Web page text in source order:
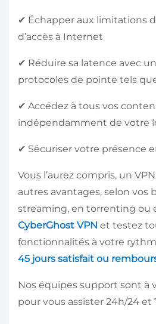
✔ Échapper aux limitations
d’accès à Internet
✔ Réduire sa latence avec
protocoles de pointe tels
✔ Accédez à tous vos
indépendamment de votre
✔ Sécuriser votre présence
Vous l’aurez compris, un
autres avantages, selon vos
streaming, en torrenting ou
CyberGhost VPN et testez
fonctionnalités à votre
45 jours satisfait ou
Nos équipes support sont à
pour vous assister 24h/24 et